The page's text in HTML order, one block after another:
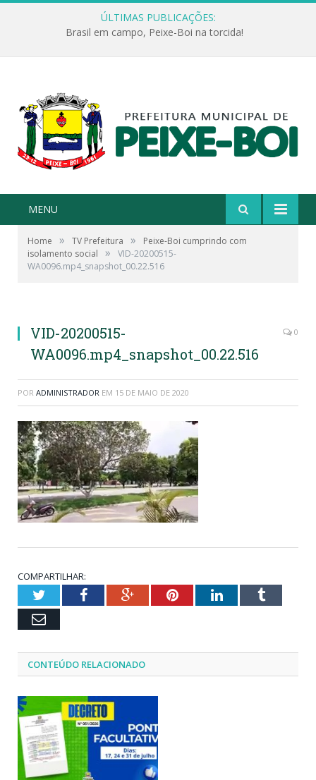
ÚLTIMAS PUBLICAÇÕES:
Brasil em campo, Peixe-Boi na torcida!
MENU
Home » TV Prefeitura »
Peixe-Boi cumprindo com
isolamento social
»
VID-20200515-
WA0096.mp4_snapshot_00.22.516
VID-20200515-
WA0096.mp4_snapshot_00.22.516
0
POR ADMINISTRADOR EM 15 DE MAIO DE 2020
COMPARTILHAR:
TwitterFacebookGoogle+PinterestLinkedInTumblr
Email
CONTEÚDO RELACIONADO